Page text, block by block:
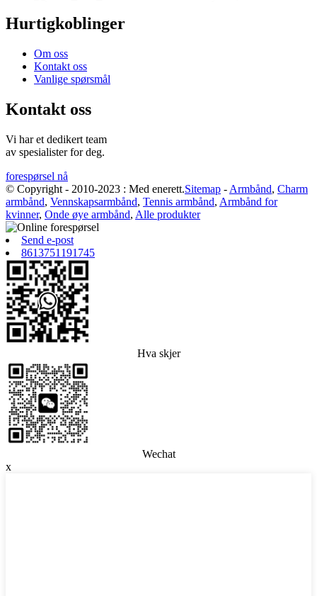
Hurtigkoblinger
Om oss
Kontakt oss
Vanlige spørsmål
Kontakt oss
Vi har et dedikert team
av spesialister for deg.
forespørsel nå
© Copyright - 2010-2023 : Med enerett.Sitemap - Armbånd, Charm
armbånd, Vennskapsarmbånd, Tennis armbånd, Armbånd for
kvinner, Onde øye armbånd, Alle produkter
Send e-post
8613751191745
Hva skjer
Wechat
x